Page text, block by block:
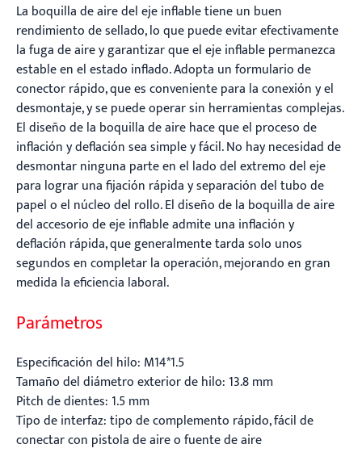
La boquilla de aire del eje inflable tiene un buen
rendimiento de sellado, lo que puede evitar efectivamente
la fuga de aire y garantizar que el eje inflable permanezca
estable en el estado inflado. Adopta un formulario de
conector rápido, que es conveniente para la conexión y el
desmontaje, y se puede operar sin herramientas complejas.
El diseño de la boquilla de aire hace que el proceso de
inflación y deflación sea simple y fácil. No hay necesidad de
desmontar ninguna parte en el lado del extremo del eje
para lograr una fijación rápida y separación del tubo de
papel o el núcleo del rollo. El diseño de la boquilla de aire
del accesorio de eje inflable admite una inflación y
deflación rápida, que generalmente tarda solo unos
segundos en completar la operación, mejorando en gran
medida la eficiencia laboral.
Parámetros
Especificación del hilo: M14*1.5
Tamaño del diámetro exterior de hilo: 13.8 mm
Pitch de dientes: 1.5 mm
Tipo de interfaz: tipo de complemento rápido, fácil de
conectar con pistola de aire o fuente de aire